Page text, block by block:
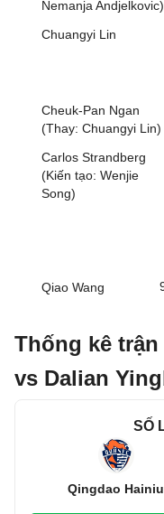
Nemanja Andjelkovic)
Chuangyi Lin
Cheuk-Pan Ngan
(Thay: Chuangyi Lin)
Carlos Strandberg
(Kiến tạo: Wenjie
Song)
Qiao Wang
Thống kê
vs Dalian
SỐ
Qingdao Hainiu